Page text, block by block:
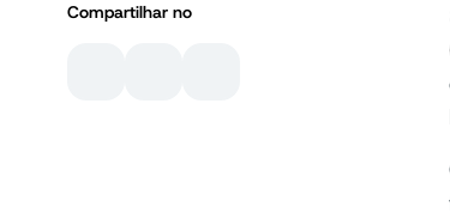
Compartilhar no